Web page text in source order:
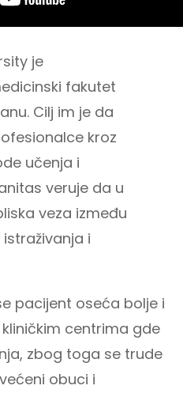
je
fakutet
Cilj im je da
kroz
učenja i
veruje da u
veza između
i
pacijent oseća bolje i
centrima gde
zbog toga se trude
obuci i